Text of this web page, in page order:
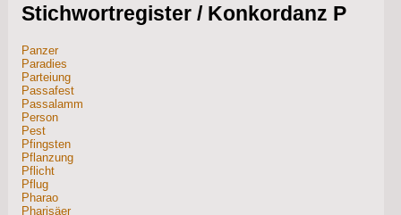
Stichwortregister / Konkordanz P
Panzer
Paradies
Parteiung
Passafest
Passalamm
Person
Pest
Pfingsten
Pflanzung
Pflicht
Pflug
Pharao
Pharisäer